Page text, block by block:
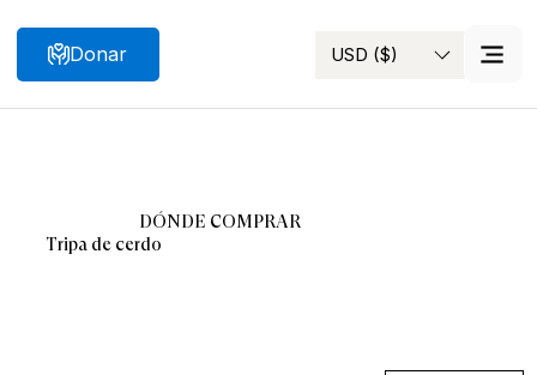
Buscar USD ($)
Donar
DÓNDE COMPRAR
Tripa de cerdo